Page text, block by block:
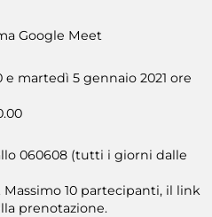
Google Meet
martedì 5 gennaio 2021 ore
060608 (tutti i giorni dalle
10 partecipanti, il link
prenotazione.